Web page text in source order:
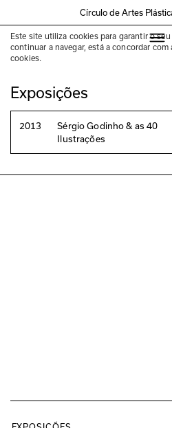
Círculo de Artes
Este site utiliza cookies para garantir o
continuar a navegar, está a concordar com
cookies.
Sara Maia
Exposições
2013
Sérgio Godinho & as 40
Ilustrações